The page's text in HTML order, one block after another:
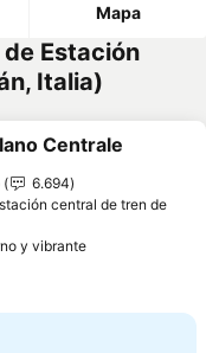
Mapa
Estación
Italia)
a favoritos
Centrale
6.694
central de tren de
y vibranteVer precios